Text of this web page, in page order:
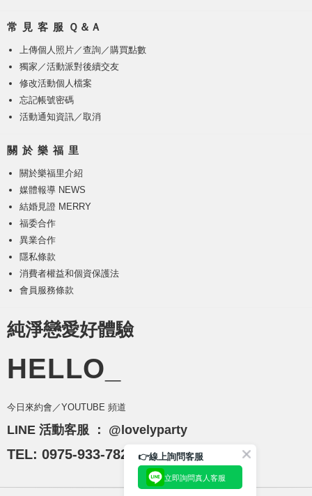
常 見 客 服 Ｑ＆Ａ
上傳個人照片／查詢／購買點數
獨家／活動派對後續交友
修改活動個人檔案
忘記帳號密碼
活動通知資訊／取消
關 於 樂 福 里
關於樂福里介紹
媒體報導 NEWS
結婚見證 MERRY
福委合作
異業合作
隱私條款
消費者權益和個資保護法
會員服務條款
純淨戀愛好體驗
HELLO_
今日來約會／YOUTUBE 頻道
LINE 活動客服 ： @lovelyparty
TEL: 0975-933-782 👉線上詢問客服
立即詢問真人客服